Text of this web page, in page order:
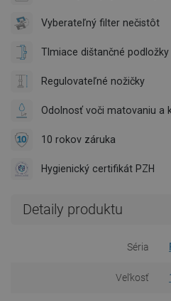
Vyberateľný filter nečistôt
Tlmiace dištančné podložky
Regulovateľné nožičky
Odolnosť voči matovaniu a
10 rokov záruka
Hygienický certifikát PZH
Detaily produktu
Séria
Veľkosť